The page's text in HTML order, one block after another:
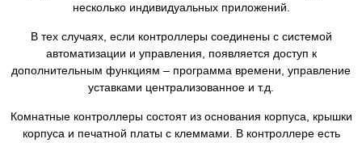
несколько индивидуальных приложений.
В тех случаях, если контроллеры соединены с системой
автоматизации и управления, появляется доступ к
дополнительным функциям – программа времени, управление
уставками централизованное и т.д.
Комнатные контроллеры состоят из основания корпуса, крышки
корпуса и печатной платы с клеммами. В контроллере есть